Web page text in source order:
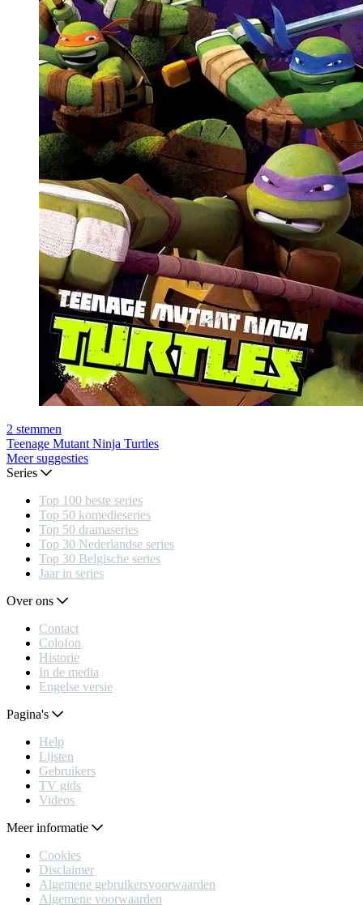
2 stemmen
Teenage Mutant Ninja Turtles
Meer suggesties
Series
Top 100 beste series
Top 50 komedieseries
Top 50 dramaseries
Top 30 Nederlandse series
Top 30 Belgische series
Jaar in series
Over ons
Contact
Colofon
Historie
In de media
Engelse versie
Pagina's
Help
Lijsten
Gebruikers
TV gids
Videos
Meer informatie
Cookies
Disclaimer
Algemene gebruikersvoorwaarden
Algemene voorwaarden